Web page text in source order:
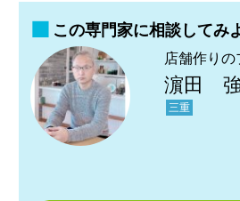
この専門家に相談してみ
店舗作り
濵田
三重